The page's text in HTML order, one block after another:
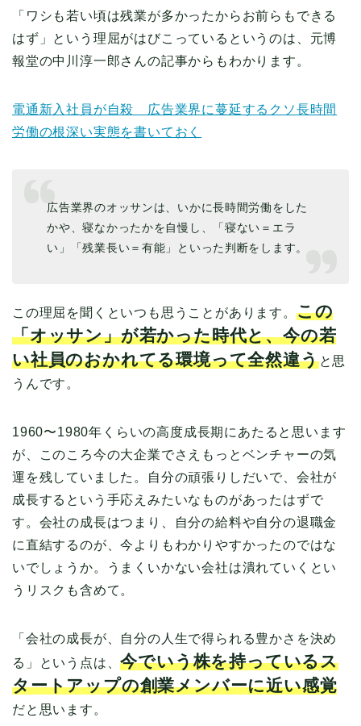
「ワシも若い頃は残業が多かったからお前らもできる
はず」という理屈がはびこっているというのは、元博
報堂の中川淳一郎さんの記事からもわかります。
電通新入社員が自殺 広告業界に蔓延するクソ長時間
労働の根深い実態を書いておく
広告業界のオッサンは、いかに長時間労働をした
かや、寝なかったかを自慢し、「寝ない＝エラ
い」「残業長い＝有能」といった判断をします。
この理屈を聞くといつも思うことがあります。 この
「オッサン」が若かった時代と、今の若
い社員のおかれてる環境って全然違うと思
うんです。
1960〜1980年くらいの高度成長期にあたると思います
が、このころ今の大企業でさえもっとベンチャーの気
運を残していました。自分の頑張りしだいで、会社が
成長するという手応えみたいなものがあったはずで
す。会社の成長はつまり、自分の給料や自分の退職金
に直結するのが、今よりもわかりやすかったのではな
いでしょうか。うまくいかない会社は潰れていくとい
うリスクも含めて。
「会社の成長が、自分の人生で得られる豊かさを決め
る」という点は、今でいう株を持っているス
タートアップの創業メンバーに近い感覚
だと思います。